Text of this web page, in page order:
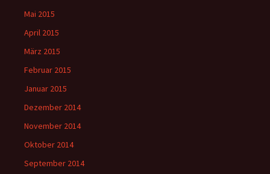
Mai 2015
April 2015
März 2015
Februar 2015
Januar 2015
Dezember 2014
November 2014
Oktober 2014
September 2014